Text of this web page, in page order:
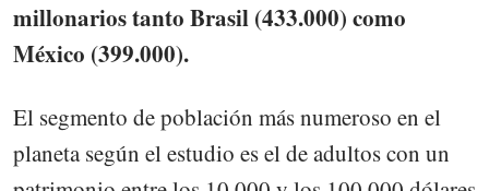
millonarios tanto Brasil (433.000) como
México (399.000).
El segmento de población más numeroso en el
planeta según el estudio es el de adultos con un